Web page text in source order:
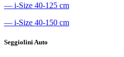
― i-Size 40-125 cm
― i-Size 40-150 cm
Seggiolini Auto